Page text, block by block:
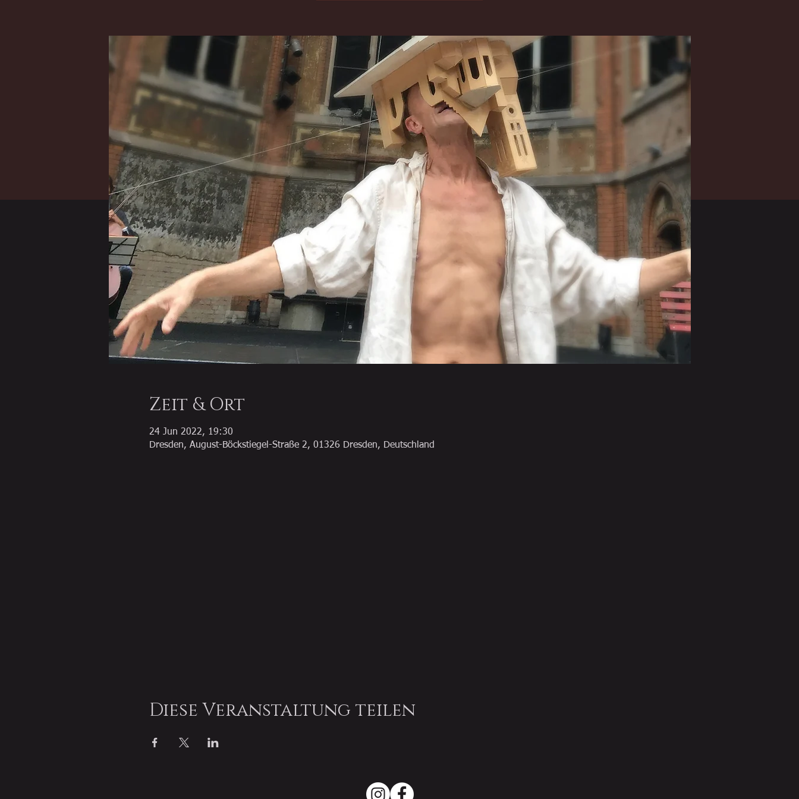
Zeit & Ort
24 Jun 2022, 19:30
Dresden, August-Böckstiegel-Straße 2, 01326 Dresden, Deutschland
Diese Veranstaltung teilen